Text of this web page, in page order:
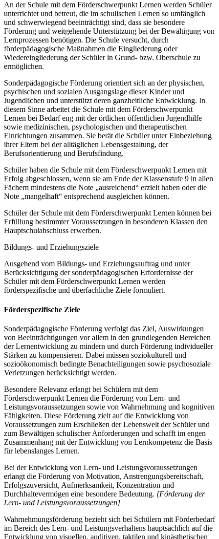
An der Schule mit dem Förderschwerpunkt Lernen werden Schüler
unterrichtet und betreut, die im schulischen Lernen so umfänglich
und schwerwiegend beeinträchtigt sind, dass sie besondere
Förderung und weitgehende Unterstützung bei der Bewältigung von
Lernprozessen benötigen. Die Schule versucht, durch
förderpädagogische Maßnahmen die Eingliederung oder
Wiedereingliederung der Schüler in Grund- bzw. Oberschule zu
ermöglichen.
Sonderpädagogische Förderung orientiert sich an der physischen,
psychischen und sozialen Ausgangslage dieser Kinder und
Jugendlichen und unterstützt deren ganzheitliche Entwicklung. In
diesem Sinne arbeitet die Schule mit dem Förderschwerpunkt
Lernen bei Bedarf eng mit der örtlichen öffentlichen Jugendhilfe
sowie medizinischen, psychologischen und therapeutischen
Einrichtungen zusammen. Sie berät die Schüler unter Einbeziehung
ihrer Eltern bei der alltäglichen Lebensgestaltung, der
Berufsorientierung und Berufsfindung.
Schüler haben die Schule mit dem Förderschwerpunkt Lernen mit
Erfolg abgeschlossen, wenn sie am Ende der Klassenstufe 9 in allen
Fächern mindestens die Note „ausreichend“ erzielt haben oder die
Note „mangelhaft“ entsprechend ausgleichen können.
Schüler der Schule mit dem Förderschwerpunkt Lernen können bei
Erfüllung bestimmter Voraussetzungen in besonderen Klassen den
Hauptschulabschluss erwerben.
Bildungs- und Erziehungsziele
Ausgehend vom Bildungs- und Erziehungsauftrag und unter
Berücksichtigung der sonderpädagogischen Erfordernisse der
Schüler mit dem Förderschwerpunkt Lernen werden
förderspezifische und überfachliche Ziele formuliert.
Förderspezifische Ziele
Sonderpädagogische Förderung verfolgt das Ziel, Auswirkungen
von Beeinträchtigungen vor allem in den grundlegenden Bereichen
der Lernentwicklung zu mindern und durch Förderung individueller
Stärken zu kompensieren. Dabei müssen soziokulturell und
sozioökonomisch bedingte Benachteiligungen sowie psychosoziale
Verletzungen berücksichtigt werden.
Besondere Relevanz erlangt bei Schülern mit dem
Förderschwerpunkt Lernen die Förderung von Lern- und
Leistungsvoraussetzungen sowie von Wahrnehmung und kognitiven
Fähigkeiten. Diese Förderung zielt auf die Entwicklung von
Voraussetzungen zum Erschließen der Lebenswelt der Schüler und
zum Bewältigen schulischer Anforderungen und schafft im engen
Zusammenhang mit der Entwicklung von Lernkompetenz die Basis
für lebenslanges Lernen.
Bei der Entwicklung von Lern- und Leistungsvoraussetzungen
erlangt die Förderung von Motivation, Anstrengungsbereitschaft,
Erfolgszuversicht, Aufmerksamkeit, Konzentration und
Durchhaltevermögen eine besondere Bedeutung. [Förderung der
Lern- und Leistungsvoraussetzungen]
Wahrnehmungsförderung bezieht sich bei Schülern mit Förderbedarf
im Bereich des Lern- und Leistungsverhaltens hauptsächlich auf die
Entwicklung von visuellen, auditiven, taktilen und kinästhetischen